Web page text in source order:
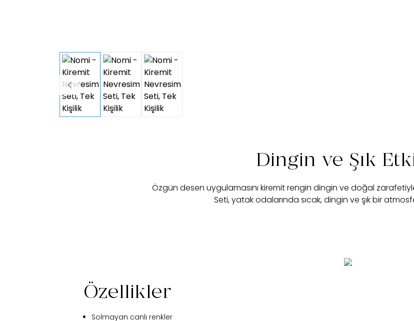
Dingin ve Şık
Özgün desen uygulamasını kiremit rengin dingin ve doğal
Seti, yatak odalarında sıcak, dingin ve şık bir
Özellikler
Solmayan canlı renkler